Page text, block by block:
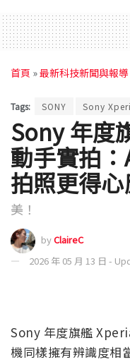
首頁 »最新科技新聞與報導
Tags: SONY Sony
Sony 年度
動手實拍
拍照更得
美！
byClaireC
2026 年 05 月 13 日 -
Sony 年度旗艦
機同樣擁有辨識度相